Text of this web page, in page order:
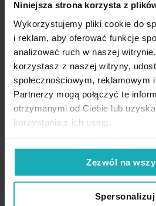
Niniejsza strona korzysta z
Wykorzystujemy pliki cookie do
i reklam, aby oferować funkcje
analizować ruch w naszej
korzystasz z naszej witryny,
społecznościowym, reklamowym
Partnerzy mogą połączyć te
otrzymanymi od Ciebie lub
korzystania z ich usług.
Zezwól na
Spersonalizuj
do listy życzeń
Dodaj do koszyka Dodaj do
High-contrast mode
Podobne